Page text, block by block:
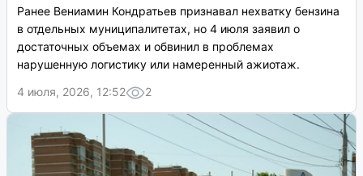
Ранее Вениамин Кондратьев признавал нехватку бензина
в отдельных муниципалитетах, но 4 июля заявил о
достаточных объемах и обвинил в проблемах
нарушенную логистику или намеренный ажиотаж.
4 июля, 2026, 12:52
2